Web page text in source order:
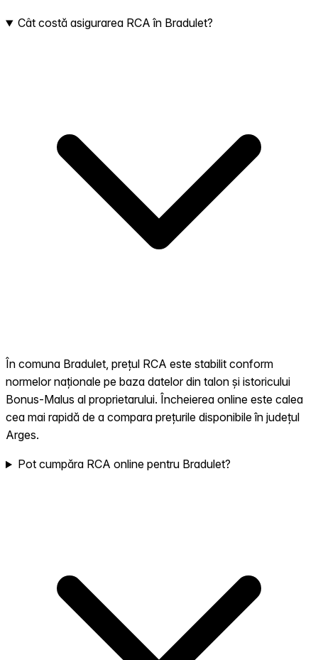
Cât costă asigurarea RCA în Bradulet?
În comuna Bradulet, prețul RCA este stabilit conform
normelor naționale pe baza datelor din talon și istoricului
Bonus-Malus al proprietarului. Încheierea online este calea
cea mai rapidă de a compara prețurile disponibile în județul
Arges.
Pot cumpăra RCA online pentru Bradulet?